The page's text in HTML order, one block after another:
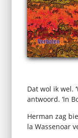
Dat wol ik wel.
antwoord. ‘In
Herman zag
la Wassenoar